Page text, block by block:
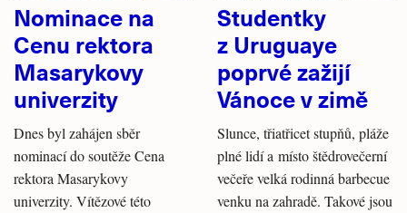
Nominace na
Cenu rektora
Masarykovy
univerzity
Dnes byl zahájen sběr
nominací do soutěže Cena
rektora Masarykovy
univerzity. Vítězové této
Studentky
z Uruguaye
poprvé zažijí
Vánoce v zimě
Slunce, třiatřicet stupňů, pláže
plné lidí a místo štědrovečerní
večeře velká rodinná barbecue
venku na zahradě. Takové jsou